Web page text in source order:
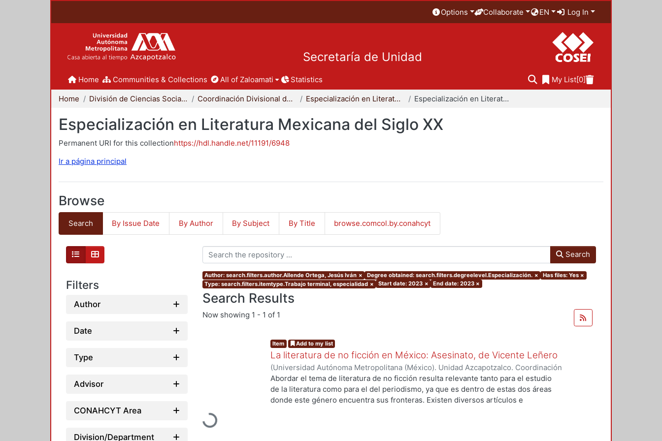
Options Collaborate EN Log In
Secretaría de Unidad
Home Communities & Collections All of Zaloamati Statistics My List[0]
Home División de Ciencias Sociales y Humanidades Coordinación Divisional de Posgrado Especialización en Literatura Mexicana del Siglo XX Especialización en Literatura Mexicana del Siglo XX
Especialización en Literatura Mexicana del Siglo XX
Permanent URI for this collectionhttps://hdl.handle.net/11191/6948
Ir a página principal
Browse
Search By Issue Date By Author By Subject By Title browse.comcol.by.conahcyt
Filters
Author
Date
Type
Advisor
CONAHCYT Area
Division/Department
Search
Author: search.filters.author.Allende Ortega, Jesús Iván × Degree obtained: search.filters.degreelevel.Especialización. × Has files: Yes ×
Type: search.filters.itemtype.Trabajo terminal, especialidad × Start date: 2023 × End date: 2023 ×
Search Results
Now showing 1 - 1 of 1
Loading...
Item Add to my list
La literatura de no ficción en México: Asesinato, de Vicente Leñero
(Universidad Autónoma Metropolitana (México). Unidad Azcapotzalco. Coordinación
de Servicios de Información.,2023-10)Allende Ortega, Jesús Iván
Abordar el tema de literatura de no ficción resulta relevante tanto para el estudio
de la literatura como para el del periodismo, ya que es dentro de estas dos áreas
donde este género encuentra sus fronteras. Existen diversos artículos e